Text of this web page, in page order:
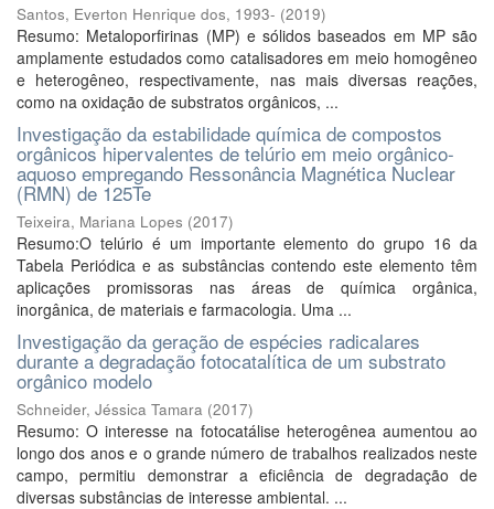
Santos, Everton Henrique dos, 1993- (2019)
Resumo: Metaloporfirinas (MP) e sólidos baseados em MP são
amplamente estudados como catalisadores em meio homogêneo
e heterogêneo, respectivamente, nas mais diversas reações,
como na oxidação de substratos orgânicos, ...
Investigação da estabilidade química de compostos
orgânicos hipervalentes de telúrio em meio orgânico-
aquoso empregando Ressonância Magnética Nuclear
(RMN) de 125Te
Teixeira, Mariana Lopes (2017)
Resumo:O telúrio é um importante elemento do grupo 16 da
Tabela Periódica e as substâncias contendo este elemento têm
aplicações promissoras nas áreas de química orgânica,
inorgânica, de materiais e farmacologia. Uma ...
Investigação da geração de espécies radicalares
durante a degradação fotocatalítica de um substrato
orgânico modelo
Schneider, Jéssica Tamara (2017)
Resumo: O interesse na fotocatálise heterogênea aumentou ao
longo dos anos e o grande número de trabalhos realizados neste
campo, permitiu demonstrar a eficiência de degradação de
diversas substâncias de interesse ambiental. ...